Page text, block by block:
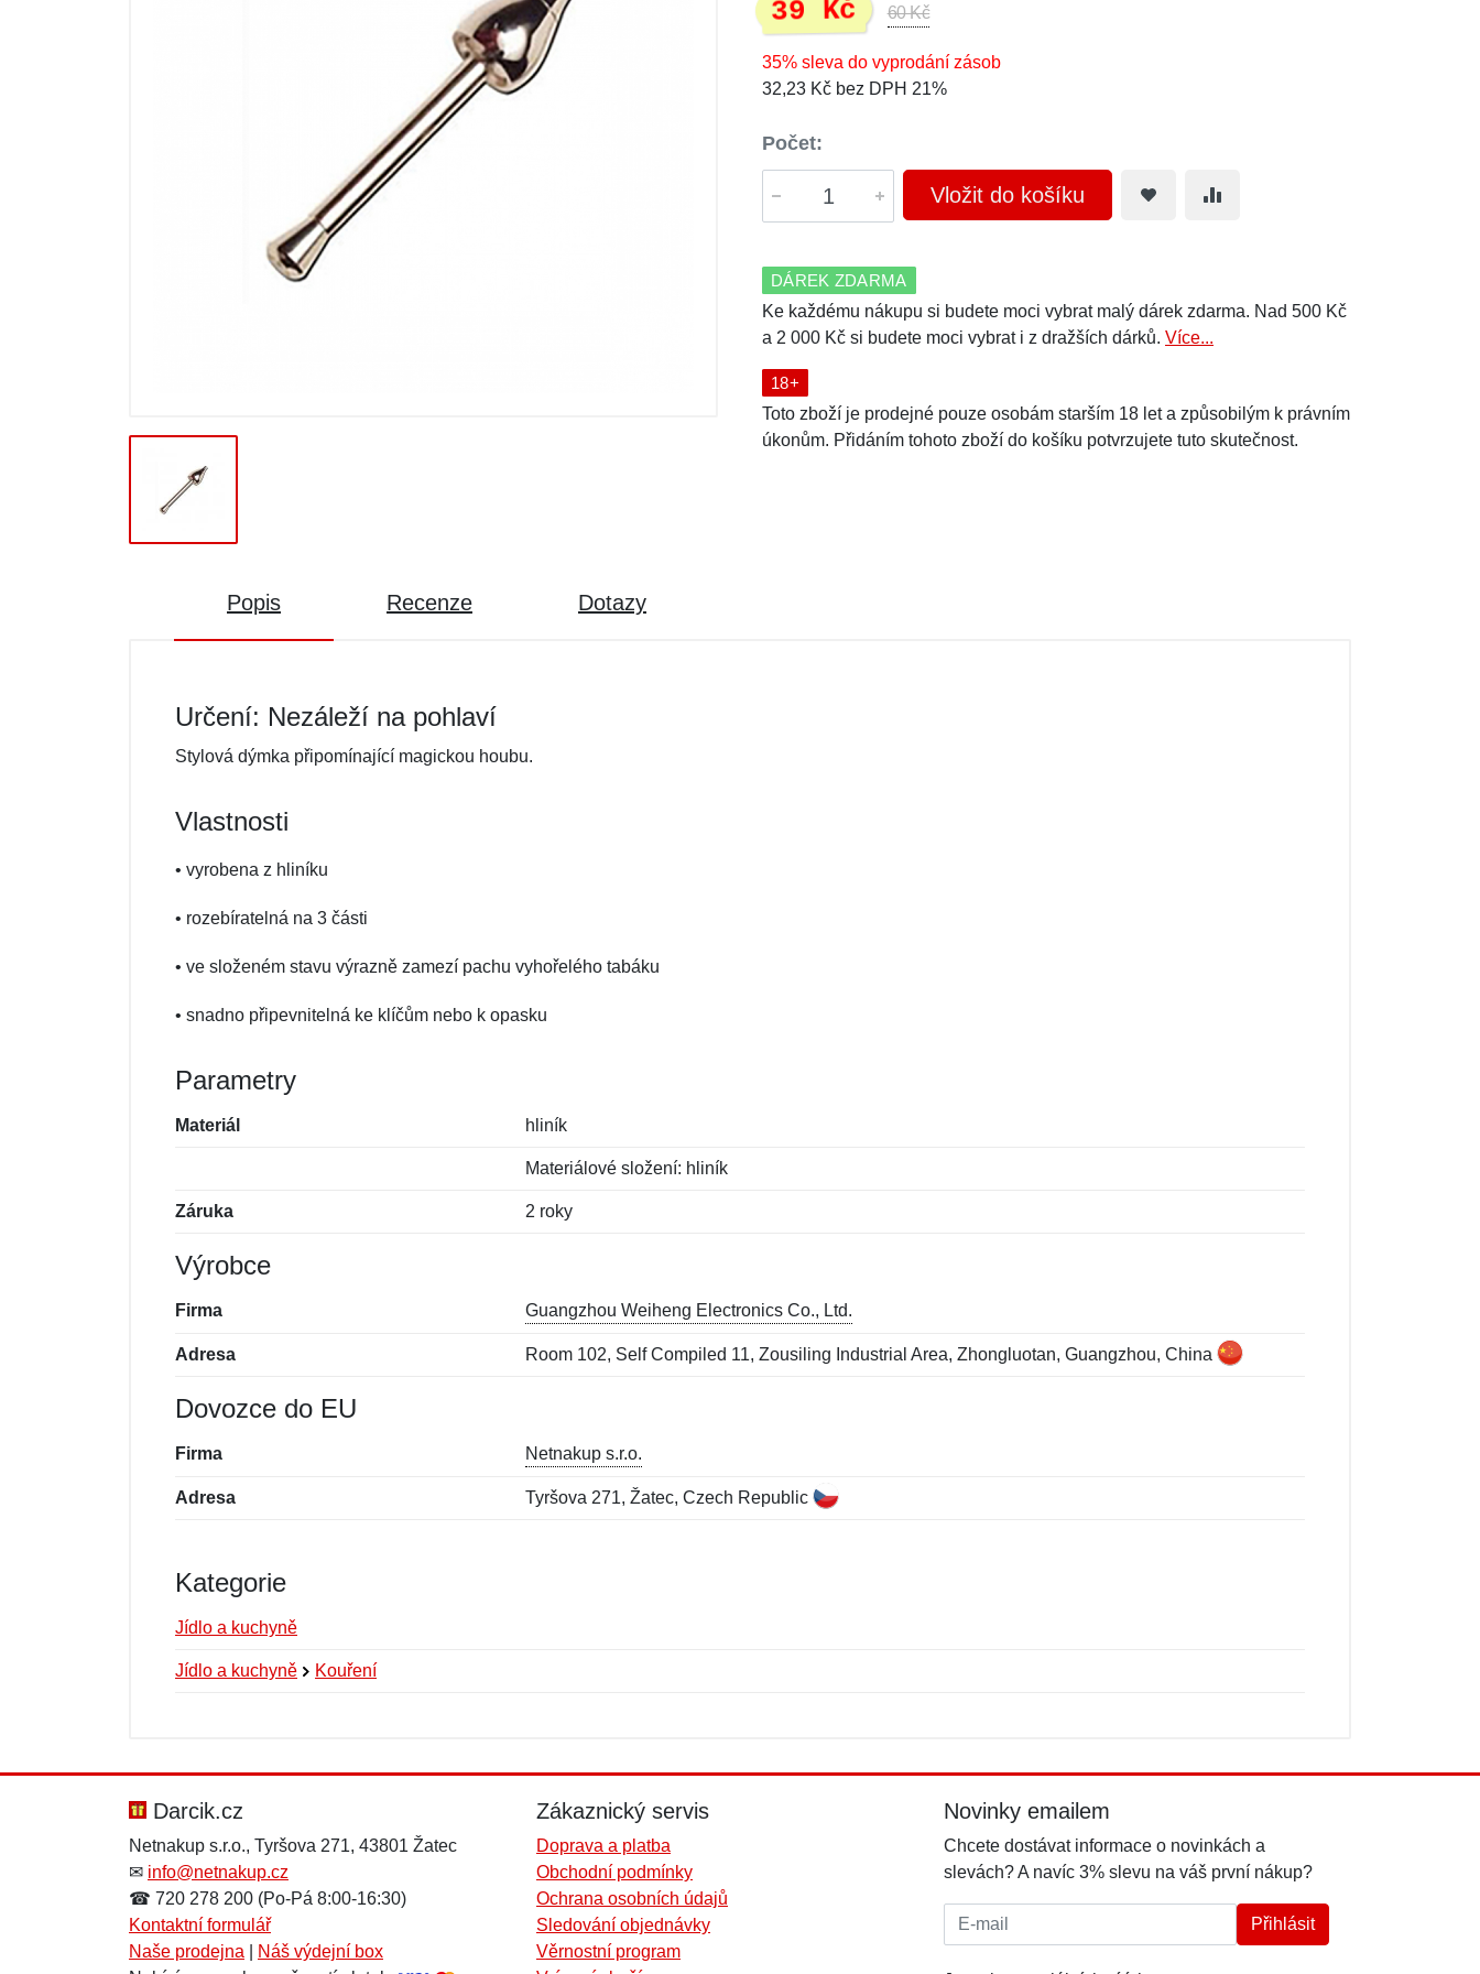
39 Kč 60 Kč
35% sleva do vyprodání zásob
32,23 Kč bez DPH 21%
Počet:
Vložit do košíku
DÁREK ZDARMA
Ke každému nákupu si budete moci vybrat malý dárek zdarma. Nad 500 Kč
a 2 000 Kč si budete moci vybrat i z dražších dárků. Více...
18+
Toto zboží je prodejné pouze osobám starším 18 let a způsobilým k právním
úkonům. Přidáním tohoto zboží do košíku potvrzujete tuto skutečnost.
Popis Recenze Dotazy
Určení: Nezáleží na pohlaví
Stylová dýmka připomínající magickou houbu.
Vlastnosti
• vyrobena z hliníku
• rozebíratelná na 3 části
• ve složeném stavu výrazně zamezí pachu vyhořelého tabáku
• snadno připevnitelná ke klíčům nebo k opasku
Parametry
Materiál hliník
Materiálové složení: hliník
Záruka 2 roky
Výrobce
Firma Guangzhou Weiheng Electronics Co., Ltd.
Adresa Room 102, Self Compiled 11, Zousiling Industrial Area, Zhongluotan, Guangzhou, China
Dovozce do EU
Firma Netnakup s.r.o.
Adresa Tyršova 271, Žatec, Czech Republic
Kategorie
Jídlo a kuchyně
Jídlo a kuchyně Kouření
Zpráva*
Zpráva*
Darcik.cz
Netnakup s.r.o., Tyršova 271, 43801 Žatec
✉ info@netnakup.cz
☎ 720 278 200 (Po-Pá 8:00-16:30)
Kontaktní formulář
Naše prodejna
Náš výdejní box
Zákaznický servis
Doprava a platba
Obchodní podmínky
Ochrana osobních údajů
Sledování objednávky
Věrnostní program
Novinky emailem
Chcete dostávat informace o novinkách a
slevách? A navíc 3% slevu na váš první nákup?
E-mail: Přihlásit